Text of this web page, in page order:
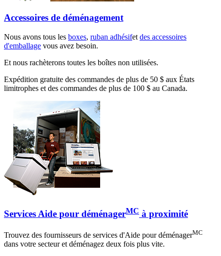
Accessoires de déménagement
Nous avons tous les boxes, ruban adhésifet des accessoires
d'emballage vous avez besoin.
Et nous rachèterons toutes les boîtes non utilisées.
Expédition gratuite des commandes de plus de 50 $ aux États
limitrophes et des commandes de plus de 100 $ au Canada.
Services Aide pour déménagerMC à proximité
Trouvez des fournisseurs de services d'Aide pour déménagerMC
dans votre secteur et déménagez deux fois plus vite.